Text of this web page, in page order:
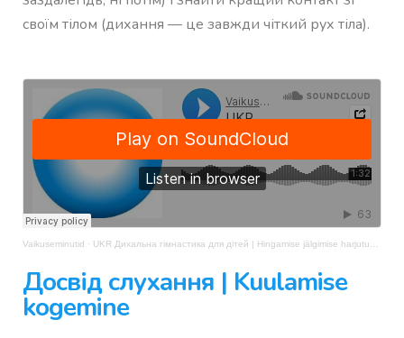
своїм тілом (дихання — це завжди чіткий рух тіла).
Vaikuseminutid · UKR Дихальна гімнастика для дітей | Hingamise jälgimise harjutus lastele
Досвід слухання | Kuulamise
kogemine